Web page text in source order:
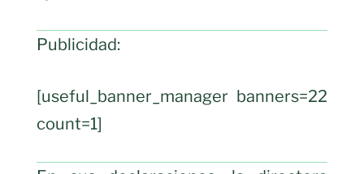
Publicidad:
[useful_banner_manager banners=22
count=1]